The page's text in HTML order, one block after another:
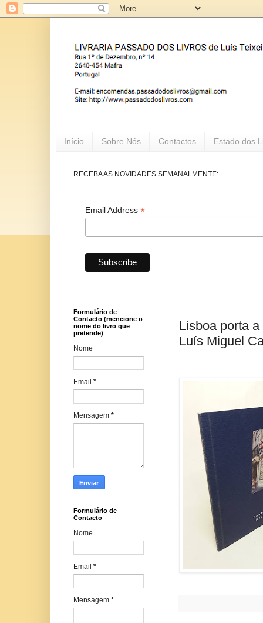
Início Sobre Nós Contactos Estado dos
RECEBA AS NOVIDADES SEMANALMENTE:
Email Address *
Lisboa porta
Luís Miguel
Formulário de
Contacto (mencione o
nome do livro que
pretende)
Nome
Email *
Mensagem *
Formulário de
Contacto
Nome
Email *
Mensagem *